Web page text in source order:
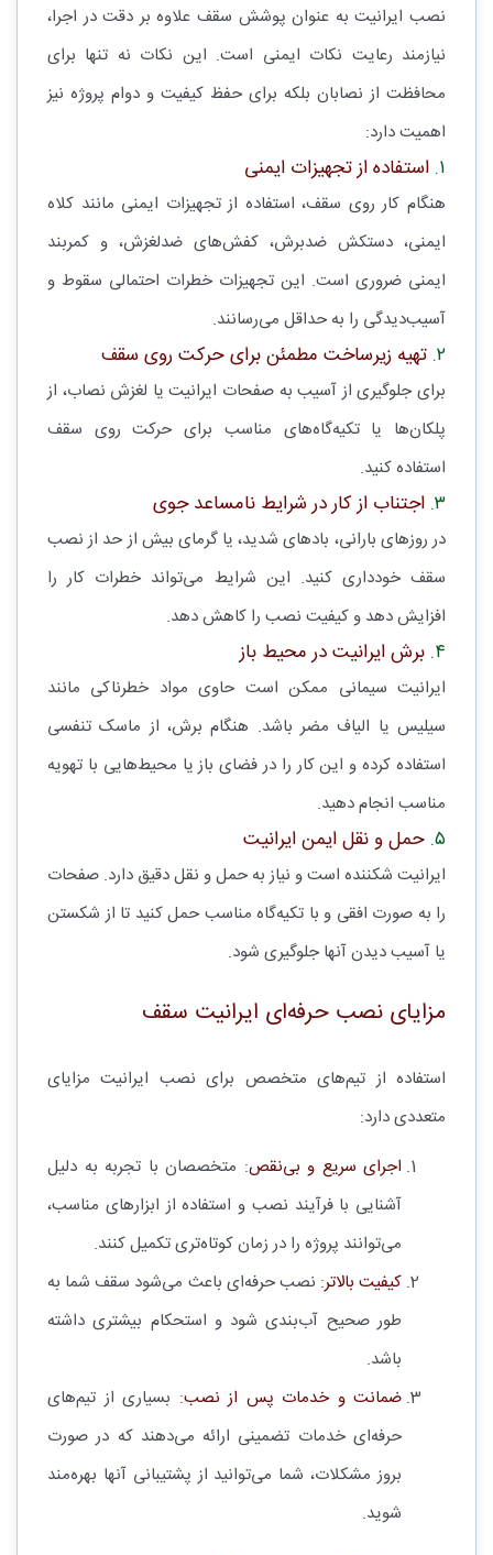
نصب ایرانیت به عنوان پوشش سقف علاوه بر دقت در اجرا،
نیازمند رعایت نکات ایمنی است. این نکات نه تنها برای
محافظت از نصابان بلکه برای حفظ کیفیت و دوام پروژه نیز
اهمیت دارد:
۱. استفاده از تجهیزات ایمنی
هنگام کار روی سقف، استفاده از تجهیزات ایمنی مانند کلاه
ایمنی، دستکش ضدبرش، کفش‌های ضدلغزش، و کمربند
ایمنی ضروری است. این تجهیزات خطرات احتمالی سقوط و
آسیب‌دیدگی را به حداقل می‌رسانند.
۲. تهیه زیرساخت مطمئن برای حرکت روی سقف
برای جلوگیری از آسیب به صفحات ایرانیت یا لغزش نصاب، از
پلکان‌ها یا تکیه‌گاه‌های مناسب برای حرکت روی سقف
استفاده کنید.
۳. اجتناب از کار در شرایط نامساعد جوی
در روزهای بارانی، بادهای شدید، یا گرمای بیش از حد از نصب
سقف خودداری کنید. این شرایط می‌تواند خطرات کار را
افزایش دهد و کیفیت نصب را کاهش دهد.
۴. برش ایرانیت در محیط باز
ایرانیت سیمانی ممکن است حاوی مواد خطرناکی مانند
سیلیس یا الیاف مضر باشد. هنگام برش، از ماسک تنفسی
استفاده کرده و این کار را در فضای باز یا محیط‌هایی با تهویه
مناسب انجام دهید.
۵. حمل و نقل ایمن ایرانیت
ایرانیت شکننده است و نیاز به حمل و نقل دقیق دارد. صفحات
را به صورت افقی و با تکیه‌گاه مناسب حمل کنید تا از شکستن
یا آسیب دیدن آنها جلوگیری شود.
مزایای نصب حرفه‌ای ایرانیت سقف
استفاده از تیم‌های متخصص برای نصب ایرانیت مزایای
متعددی دارد:
اجرای سریع و بی‌نقص: متخصصان با تجربه به دلیل
آشنایی با فرآیند نصب و استفاده از ابزارهای مناسب،
می‌توانند پروژه را در زمان کوتاه‌تری تکمیل کنند.
کیفیت بالاتر: نصب حرفه‌ای باعث می‌شود سقف شما به
طور صحیح آب‌بندی شود و استحکام بیشتری داشته
باشد.
ضمانت و خدمات پس از نصب: بسیاری از تیم‌های
حرفه‌ای خدمات تضمینی ارائه می‌دهند که در صورت
بروز مشکلات، شما می‌توانید از پشتیبانی آنها بهره‌مند
شوید.